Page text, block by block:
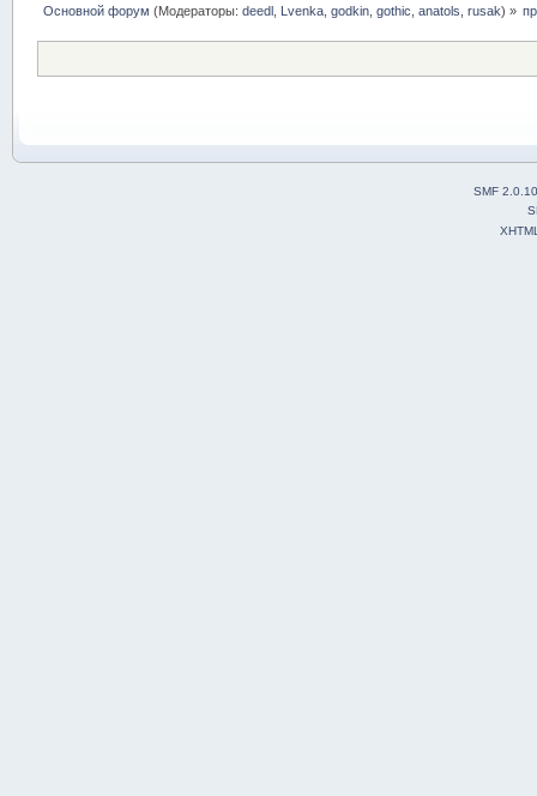
Основной форум (Модераторы:deedl Lvenka ,godkin ,gothic ,anatols ,rusak) »
SMF